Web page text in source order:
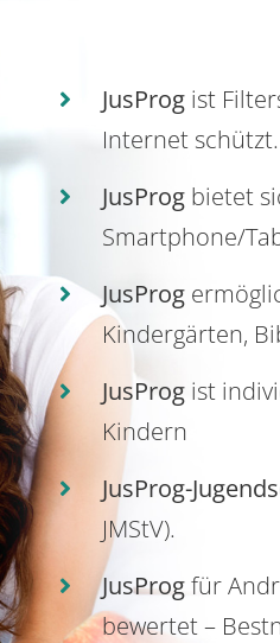
JusProgist
Internet schützt.
JusProgbietet
Smartphone/
JusProg
Kindergärten,
JusProgist
Kindern
JusProg-
JMStV).
JusProgfür
bewertet –